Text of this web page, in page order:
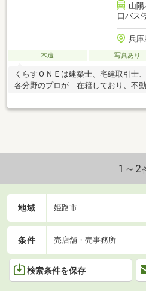
山
口バス
兵庫
木造 写真あり
くらすＯＮＥは建築士、宅建取引士
各分野のプロが 在籍しており、不
まいに関するご相談は株式
1～2
地域 姫路市
条件 売店舗・売事務所
検索条件を保存